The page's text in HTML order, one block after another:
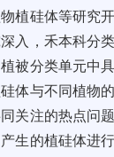
植硅体等研究
入，禾本科分
被分类单元中
体与不同植物
关注的热点问
生的植硅体进